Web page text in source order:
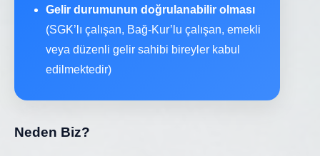
Gelir durumunun doğrulanabilir olması
(SGK’lı çalışan, Bağ-Kur’lu çalışan, emekli
veya düzenli gelir sahibi bireyler kabul
edilmektedir)
Neden Biz?